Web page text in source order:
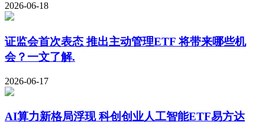
2026-06-18
证监会首次表态 推出主动管理ETF 将带来哪些机
会？一文了解.
2026-06-17
AI算力新格局浮现 科创创业人工智能ETF易方达